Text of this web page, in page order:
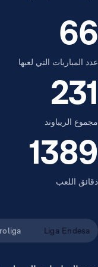
66
عدد المباريات التي لعبها
231
مجموع الريباوند
1389
دقائق اللعب
Liga Endesa